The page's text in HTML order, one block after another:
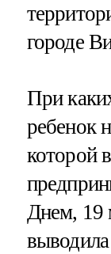
городе
При
ребенок
которой
Днем, 19